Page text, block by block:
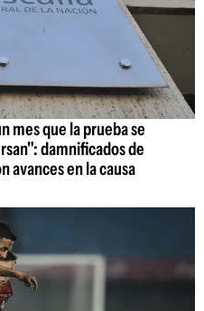
mes que la prueba se
damnificados de
avances en la causa